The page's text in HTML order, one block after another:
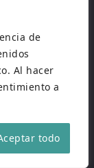
de
Al hacer
a
todo
el festival
terror de
Cultural ‘No
también se
web de cine